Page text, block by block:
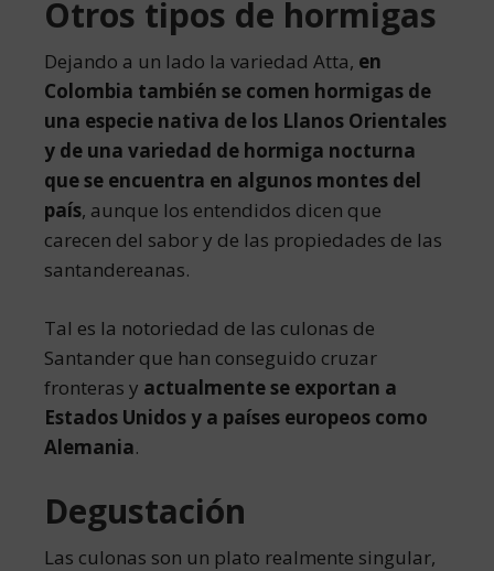
Otros tipos de hormigas
Dejando a un lado la variedad Atta, en
Colombia también se comen hormigas de
una especie nativa de los Llanos Orientales
y de una variedad de hormiga nocturna
que se encuentra en algunos montes del
país, aunque los entendidos dicen que
carecen del sabor y de las propiedades de las
santandereanas.
Tal es la notoriedad de las culonas de
Santander que han conseguido cruzar
fronteras y actualmente se exportan a
Estados Unidos y a países europeos como
Alemania.
Degustación
Las culonas son un plato realmente singular,